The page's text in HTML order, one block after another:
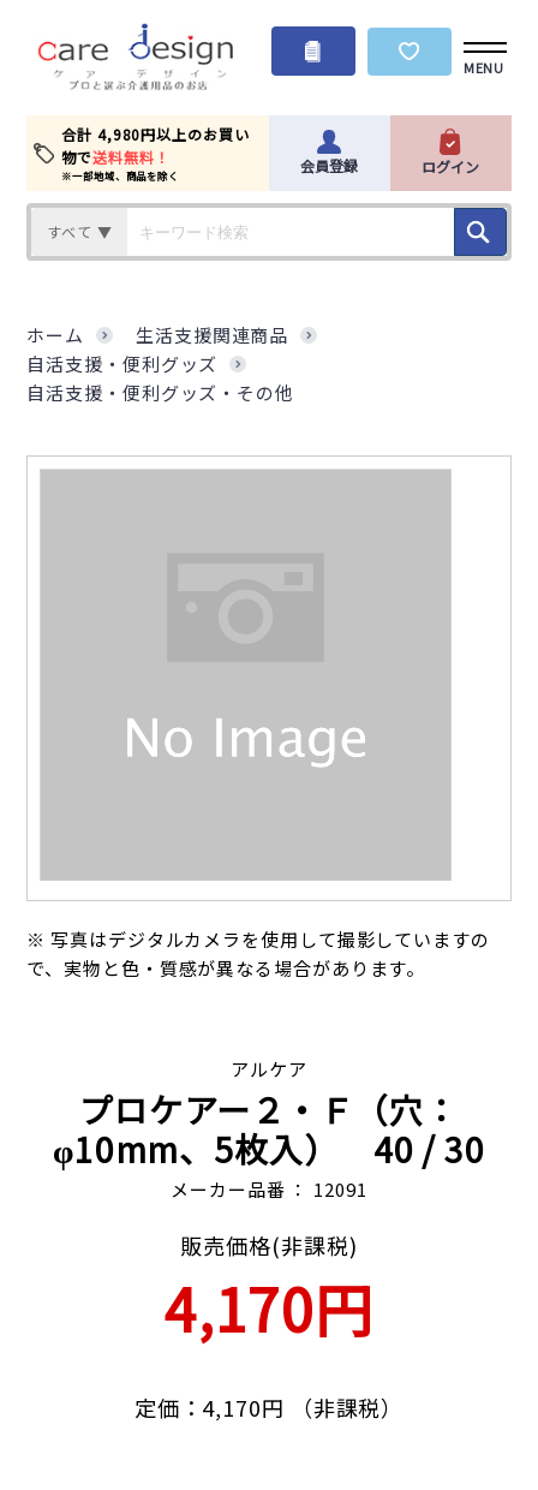
MENU
合計 4,980円以上のお買い
物で送料無料！
※一部地域、商品を除く 会員登録 ログイン
すべて ▼
ホーム
生活支援関連商品
自活支援・便利グッズ
自活支援・便利グッズ・その他
※ 写真はデジタルカメラを使用して撮影していますの
で、実物と色・質感が異なる場合があります。
アルケア
プロケアー２・Ｆ（穴：
φ10mm、5枚入） 40 / 30
メーカー品番 ： 12091
販売価格(非課税)
4,170円
定価：4,170円 （非課税）